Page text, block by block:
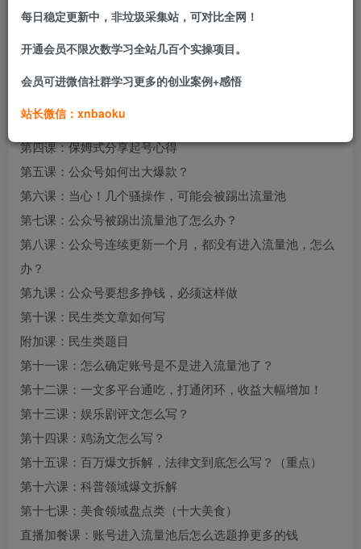
万的自媒体从业者。
课程目录
第一课：关于公众号的基础知识问题汇总（新手必看）
第三课：文章不到1100字怎么完美插入2条广告？
第四课：保姆式分享起号心得
第五课：公众号如何出大爆款？
第六课：当心！几个骚操作，可能会被踢出流量池
第七课：公众号被踢出流量池了怎么办？
第八课：公众号连续更新一个月，都没有进入流量池，怎么
办？
第九课：公众号要想多挣钱，必须这样做
第十课：民生类文章如何写
附加课：民生类题目
第十一课：怎么确定账号是不是进入流量池了？
第十二课：一文多平台通吃，打通闭环，收益大幅增加！
第十三课：娱乐剧评文怎么写？
第十四课：鸡汤文怎么写？
第十五课：百万爆文拆解，法律文到底怎么写？（重点）
第十六课：科普领域爆文拆解
第十七课：美食领域盘点类（十大美食）
直播加餐课：账号进入流量池后怎么选题挣更多的钱
每日稳定更新中，非垃圾采集站，可对比全网！
开通会员不限次数学习全站几百个实操项目。
会员可进微信社群学习更多的创业案例+感悟
站长微信：xnbaoku